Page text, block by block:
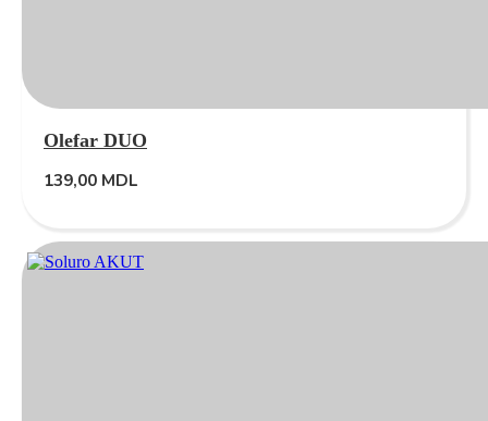
Olefar DUO
139,00 MDL